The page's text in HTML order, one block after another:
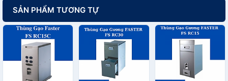
SẢN PHẨM TƯƠNG TỰ